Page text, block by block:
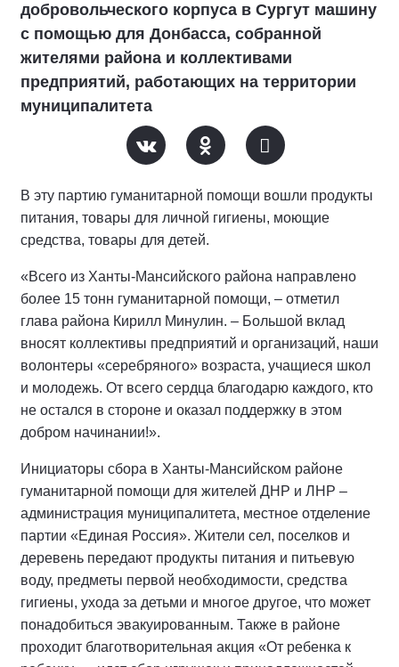
добровольческого корпуса в Сургут машину
с помощью для Донбасса, собранной
жителями района и коллективами
предприятий, работающих на территории
муниципалитета
В эту партию гуманитарной помощи вошли продукты
питания, товары для личной гигиены, моющие
средства, товары для детей.
«Всего из Ханты-Мансийского района направлено
более 15 тонн гуманитарной помощи, – отметил
глава района Кирилл Минулин. – Большой вклад
вносят коллективы предприятий и организаций, наши
волонтеры «серебряного» возраста, учащиеся школ
и молодежь. От всего сердца благодарю каждого, кто
не остался в стороне и оказал поддержку в этом
добром начинании!».
Инициаторы сбора в Ханты-Мансийском районе
гуманитарной помощи для жителей ДНР и ЛНР –
администрация муниципалитета, местное отделение
партии «Единая Россия». Жители сел, поселков и
деревень передают продукты питания и питьевую
воду, предметы первой необходимости, средства
гигиены, ухода за детьми и многое другое, что может
понадобиться эвакуированным. Также в районе
проходит благотворительная акция «От ребенка к